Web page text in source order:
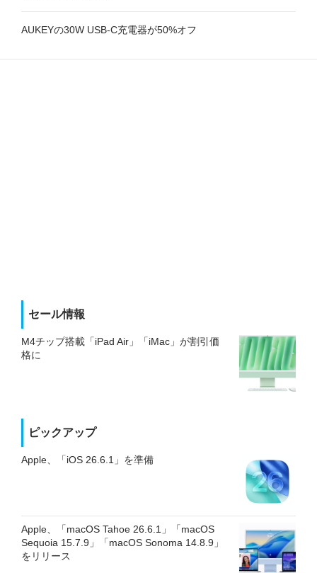
AUKEYの30W USB-C充電器が50%オフ
セール情報
M4チップ搭載「iPad Air」「iMac」が割引価
格に
ピックアップ
Apple、「iOS 26.6.1」を準備
Apple、「macOS Tahoe 26.6.1」「macOS
Sequoia 15.7.9」「macOS Sonoma 14.8.9」
をリリース